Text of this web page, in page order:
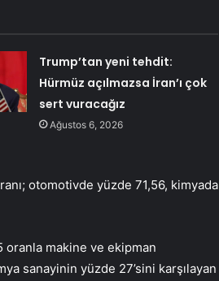
Trump’tan yeni tehdit:
Hürmüz açılmazsa İran’ı çok
sert vuracağız
Ağustos 6, 2026
otomotivde yüzde 71,56, kimyada
oranla makine ve ekipman
sanayinin yüzde 27’sini karşılayan